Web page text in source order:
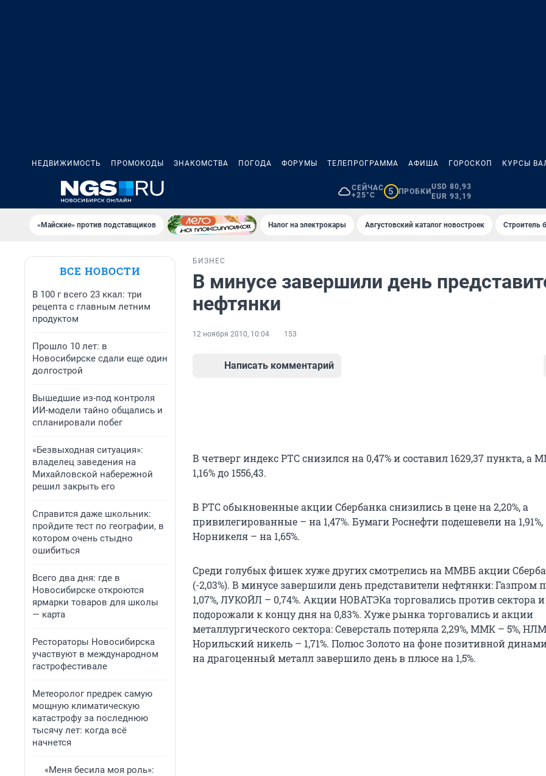
НЕДВИЖИМОСТЬ ПРОМОКОДЫ ЗНАКОМСТВА ПОГОДА ФОРУМЫ ТЕЛЕПРОГРАММА АФИША ГОРОСКОП КУРСЫ
СЕЙЧАС
+25°C
5 ПРОБКИ
USD 80,93
EUR 93,19
«Майские» против подставщиков Налог на электрокары Августовский каталог новостроек Строитель
ВСЕ НОВОСТИ
В 100 г всего 23 ккал: три
рецепта с главным летним
продуктом
Прошло 10 лет: в
Новосибирске сдали еще один
долгострой
Вышедшие из-под контроля
ИИ-модели тайно общались и
спланировали побег
«Безвыходная ситуация»:
владелец заведения на
Михайловской набережной
решил закрыть его
Справится даже школьник:
пройдите тест по географии, в
котором очень стыдно
ошибиться
Всего два дня: где в
Новосибирске откроются
ярмарки товаров для школы
— карта
Рестораторы Новосибирска
участвуют в международном
гастрофестивале
Метеоролог предрек самую
мощную климатическую
катастрофу за последнюю
тысячу лет: когда всё
начнется
«Меня бесила моя роль»:
БИЗНЕС
В минусе завершили день
нефтянки
12 ноября 2010, 10:04 153
Написать комментарий
В четверг индекс РТС снизился на 0,47% и составил 1629,37 пункта, а
1,16% до 1556,43.
В РТС обыкновенные акции Сбербанка снизились в цене на 2,20%, а
привилегированные – на 1,47%. Бумаги Роснефти подешевели на 1,91%,
Норникеля – на 1,65%.
Среди голубых фишек хуже других смотрелись на ММВБ акции
(-2,03%). В минусе завершили день представители нефтянки: Газпром
1,07%, ЛУКОЙЛ – 0,74%. Акции НОВАТЭКа торговались против сектора и
подорожали к концу дня на 0,83%. Хуже рынка торговались и акции
металлургического сектора: Северсталь потеряла 2,29%, ММК – 5%,
Норильский никель – 1,71%. Полюс Золото на фоне позитивной
на драгоценный металл завершило день в плюсе на 1,5%.